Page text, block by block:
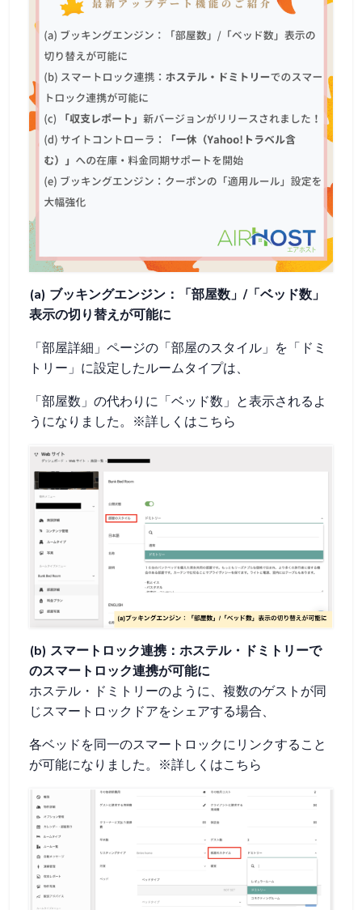
(a) ブッキングエンジン：「部屋数」/「ベッド数」
表示の切り替えが可能に
「部屋詳細」ページの「部屋のスタイル」を「ドミ
トリー」に設定したルームタイプは、
「部屋数」の代わりに「ベッド数」と表示されるよ
うになりました。※詳しくはこちら
(b) スマートロック連携：ホステル・ドミトリーで
のスマートロック連携が可能に
ホステル・ドミトリーのように、複数のゲストが同
じスマートロックドアをシェアする場合、
各ベッドを同一のスマートロックにリンクすること
が可能になりました。※詳しくはこちら